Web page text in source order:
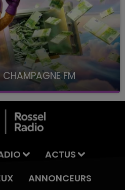
CHAMPAGNE FM
FM, à 8H10
ACTUS
ANNONCEURS